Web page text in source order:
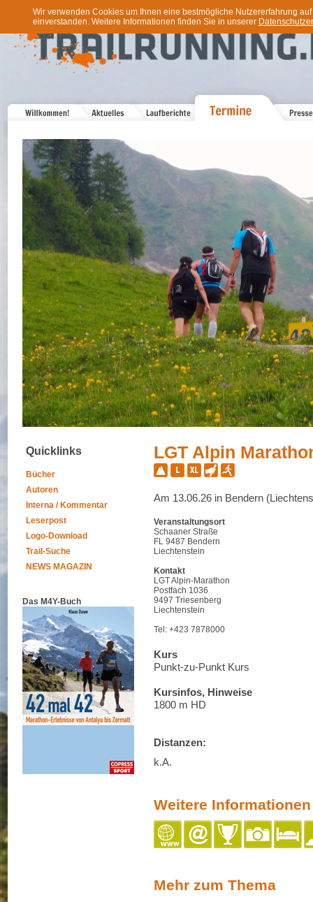
Wir verwenden Cookies um Ihnen eine bestmögliche Nutzererfahrung
einverstanden. Weitere Informationen finden Sie in unserer
Quicklinks
Bücher
Autoren
Interna / Kommentar
Leserpost
Logo-Download
Trail-Suche
NEWS MAGAZIN
Das M4Y-Buch
LGT Alpin
Am 13.06.26 in Bendern
Veranstaltungsort
Schaaner Straße
FL 9487 Bendern
Liechtenstein
Kontakt
LGT Alpin-Marathon
Postfach 1036
9497 Triesenberg
Liechtenstein
Tel: +423 7878000
Kurs
Punkt-zu-Punkt Kurs
Kursinfos, Hinweise
1800 m HD
Distanzen:
k.A.
Weitere Informationen
Mehr zum Thema